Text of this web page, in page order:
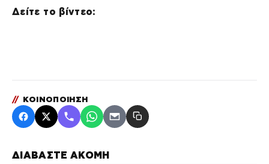
ΔΙΑΒΑΣΤΕ ΑΚΟΜΗ
Δείτε το βίντεο:
// ΚΟΙΝΟΠΟΙΗΣΗ